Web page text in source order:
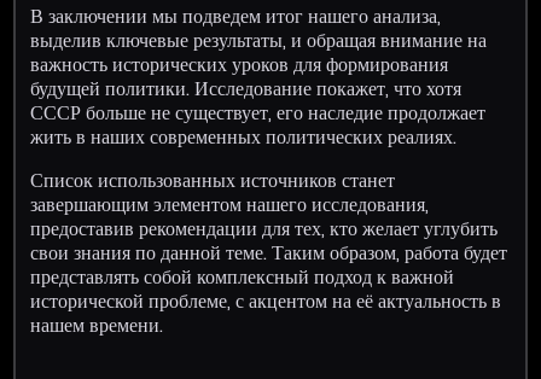
В заключении мы подведем итог нашего анализа,
выделив ключевые результаты, и обращая внимание на
важность исторических уроков для формирования
будущей политики. Исследование покажет, что хотя
СССР больше не существует, его наследие продолжает
жить в наших современных политических реалиях.
Список использованных источников станет
завершающим элементом нашего исследования,
предоставив рекомендации для тех, кто желает углубить
свои знания по данной теме. Таким образом, работа будет
представлять собой комплексный подход к важной
исторической проблеме, с акцентом на её актуальность в
нашем времени.